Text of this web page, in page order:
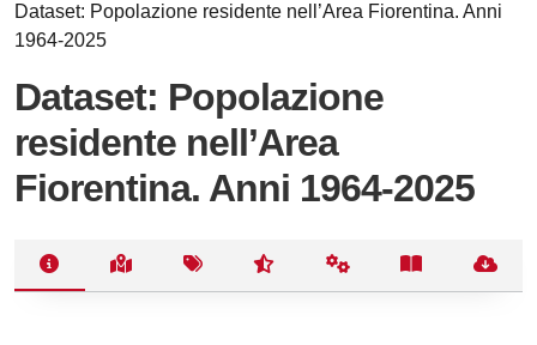
Dataset: Popolazione residente nell’Area Fiorentina. Anni
1964-2025
Dataset: Popolazione
residente nell’Area
Fiorentina. Anni 1964-2025